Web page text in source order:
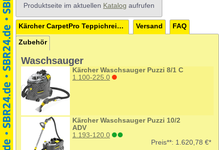
Produktseite im aktuellen Katalog aufrufen
Kärcher CarpetPro Teppichreiniger Pulver Classic RM 760 0,8 kg Versand FAQ
Zubehör
Waschsauger
Kärcher Waschsauger Puzzi 8/1 C
1.100-225.0
Kärcher Waschsauger Puzzi 10/2
ADV
1.193-120.0
Preis**: 1.620,78 €*